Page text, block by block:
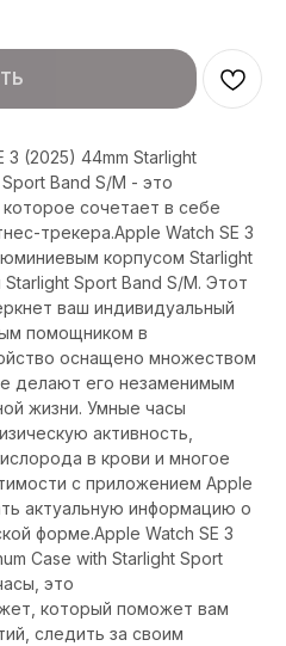
(2025) 44mm Starlight
Band S/M - это
сочетает в себе
трекера.Apple Watch SE 3
корпусом Starlight
Sport Band S/M. Этот
ваш индивидуальный
помощником в
оснащено множеством
делают его незаменимым
жизни. Умные часы
активность,
в крови и многое
с приложением Apple
актуальную информацию о
форме.Apple Watch SE 3
Case with Starlight Sport
это
который поможет вам
следить за своим